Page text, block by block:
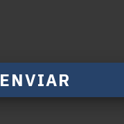
ENVIAR